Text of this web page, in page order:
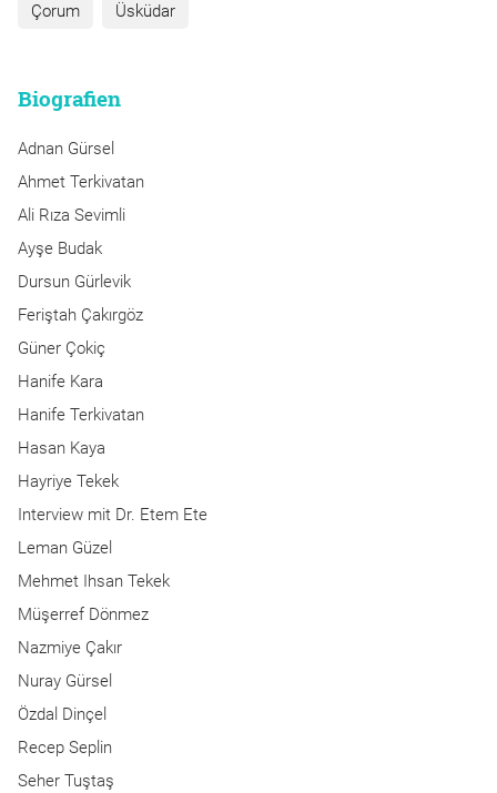
Çorum Üsküdar
Biografien
Adnan Gürsel
Ahmet Terkivatan
Ali Rıza Sevimli
Ayşe Budak
Dursun Gürlevik
Feriştah Çakırgöz
Güner Çokiç
Hanife Kara
Hanife Terkivatan
Hasan Kaya
Hayriye Tekek
Interview mit Dr. Etem Ete
Leman Güzel
Mehmet Ihsan Tekek
Müşerref Dönmez
Nazmiye Çakır
Nuray Gürsel
Özdal Dinçel
Recep Seplin
Seher Tuştaş